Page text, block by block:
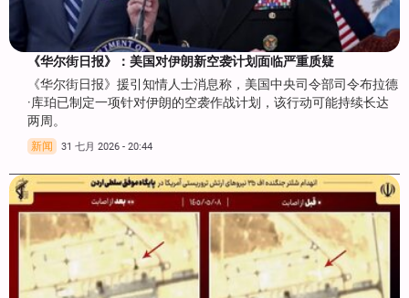
《华尔街日报》：美国对伊朗新空袭计划面临严重质疑
《华尔街日报》援引知情人士消息称，美国中央司令部司令布拉德
·库珀已制定一项针对伊朗的空袭作战计划，该行动可能持续长达
两周。
新闻 31 七月 2026 - 20:44